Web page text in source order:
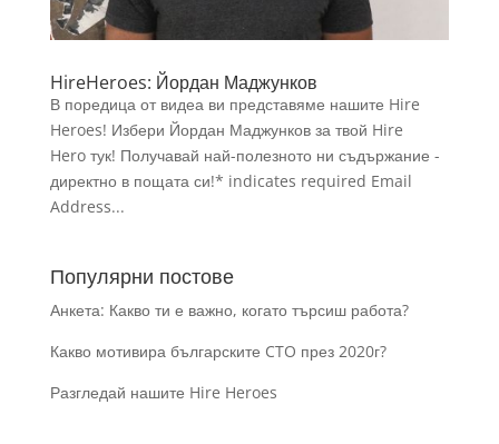
HireHeroes: Йордан Маджунков
В поредица от видеа ви представяме нашите Hire
Heroes! Избери Йордан Маджунков за твой Hire
Hero тук! Получавай най-полезното ни съдържание -
директно в пощата си!* indicates required Email
Address...
Популярни постове
Анкета: Какво ти е важно, когато търсиш работа?
Какво мотивира българските CTO през 2020г?
Разгледай нашите Hire Heroes